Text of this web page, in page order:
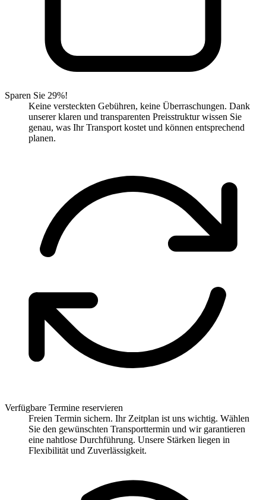
Sparen Sie 29%!
Keine versteckten Gebühren, keine Überraschungen. Dank
unserer klaren und transparenten Preisstruktur wissen Sie
genau, was Ihr Transport kostet und können entsprechend
planen.
Verfügbare Termine reservieren
Freien Termin sichern. Ihr Zeitplan ist uns wichtig. Wählen
Sie den gewünschten Transporttermin und wir garantieren
eine nahtlose Durchführung. Unsere Stärken liegen in
Flexibilität und Zuverlässigkeit.